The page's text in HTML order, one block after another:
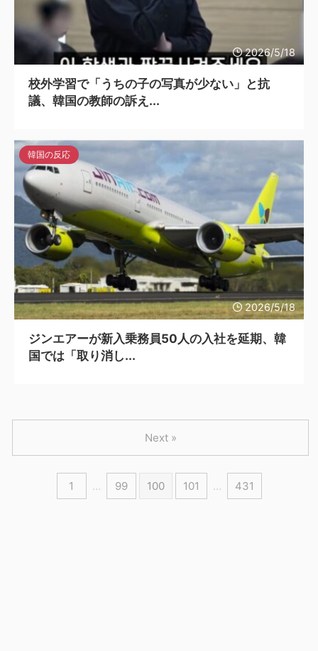
2026/5/18
校外学習で「うちの子の写真が少ない」と抗
議、韓国の教師の訴え...
2026/5/18
韓国の反応
ジンエアーが新入乗務員50人の入社を延期、韓
国では「取り消し...
1 … 99 100 101 … 431
Next »